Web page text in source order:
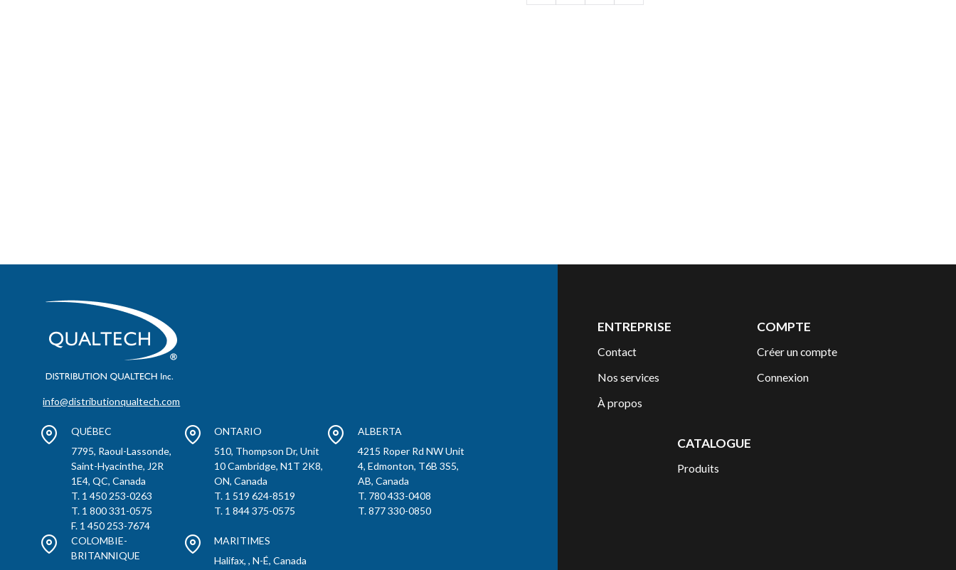
info@distributionqualtech.com
QUÉBEC
7795, Raoul-Lassonde,
Saint-Hyacinthe, J2R
1E4, QC, Canada
T. 1 450 253-0263
T. 1 800 331-0575
F. 1 450 253-7674
ONTARIO
510, Thompson Dr, Unit
10 Cambridge, N1T 2K8,
ON, Canada
T. 1 519 624-8519
T. 1 844 375-0575
ALBERTA
4215 Roper Rd NW Unit
4, Edmonton, T6B 3S5,
AB, Canada
T. 780 433-0408
T. 877 330-0850
COLOMBIE-
BRITANNIQUE
MARITIMES
Halifax, , N-É, Canada
ENTREPRISE
Contact
Nos services
À propos
COMPTE
Créer un compte
Connexion
CATALOGUE
Produits